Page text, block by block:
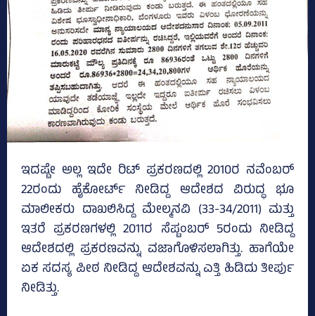
ಇದಷ್ಟೇ ಅಲ್ಲ ಇದೇ ರಿಟ್‌ ಪ್ರಕರಣದಲ್ಲಿ 2010ರ ನವೆಂಬರ್‌
22ರಂದು ಹೈಕೋರ್ಟ್ ನೀಡಿದ್ದ ಆದೇಶದ ವಿರುದ್ಧ ಭೂ
ಮಾಲೀಕರು ದಾಖಲಿಸಿದ್ದ ಮೇಲ್ಮನವಿ (33-34/2011) ಮತ್ತು
ಇತರೆ ಪ್ರಕರಣಗಳಲ್ಲಿ 2011ರ ಸೆಪ್ಟಂಬರ್‌ 5ರಂದು ನೀಡಿದ್ದ
ಆದೇಶದಲ್ಲಿ ಪ್ರಕರಣವನ್ನು ವಜಾಗೊಳಿಸಲಾಗಿತ್ತು. ಹಾಗೆಯೇ
ಏಕ ಸದಸ್ಯ ಪೀಠ ನೀಡಿದ್ದ ಆದೇಶವನ್ನು ಎತ್ತಿ ಹಿಡಿದು ತೀರ್ಪು
ನೀಡಿತ್ತು.